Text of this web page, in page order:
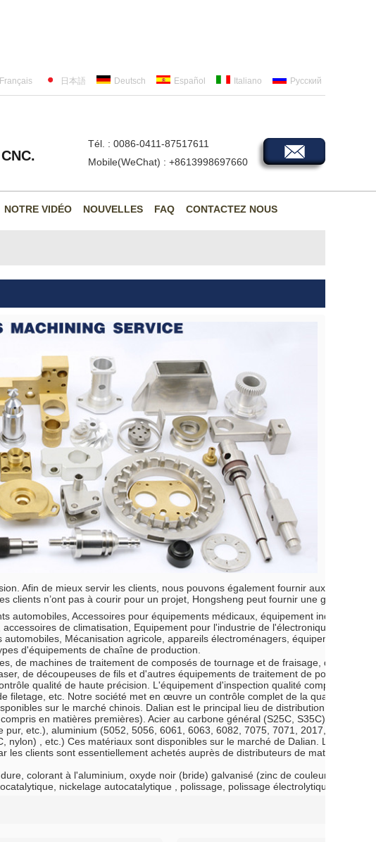
Français 日本語 Deutsch Español Italiano Русский
Tél. : 0086-0411-87517611
Mobile(WeChat) : +8613998697660
NOTRE VIDÉO NOUVELLES FAQ CONTACTEZ NOUS
Afin de mieux servir les clients, nous pouvons également fournir aux clients
clients n’ont pas à courir pour un projet, Hongsheng peut fournir une gamme
automobiles, Accessoires pour équipements médicaux, équipement industriel
de climatisation, Equipement pour l'industrie de l'électronique de
Mécanisation agricole, appareils électroménagers, équipements
d'équipements de chaîne de production.
de machines de traitement de composés de tournage et de fraisage, de
de découpeuses de fils et d'autres équipements de traitement de pointe.En
qualité de haute précision. L'équipement d'inspection qualité comprend
filetage, etc. Notre société met en œuvre un contrôle complet de la qualité.
sur le marché chinois. Dalian est le principal lieu de distribution des
en matières premières). Acier au carbone général (S25C, S35C), S45C),
etc.), aluminium (5052, 5056, 6061, 6063, 6082, 7075, 7071, 2017, 2014,
nylon) , etc.) Ces matériaux sont disponibles sur le marché de Dalian. Les
les clients sont essentiellement achetés auprès de distributeurs de matériaux à
colorant à l'aluminium, oxyde noir (bride) galvanisé (zinc de couleur, zinc
nickelage autocatalytique , polissage, polissage électrolytique. Titanize